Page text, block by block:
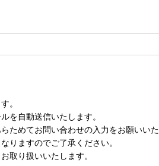
。
を自動送信いたします。
ためてお問い合わせの入力をお願いい
りますのでご了承ください。
取り扱いいたします。